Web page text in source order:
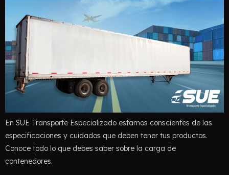
En SUE Transporte Especializado estamos conscientes de las
especificaciones y cuidados que deben tener tus productos.
Conoce todo lo que debes saber sobre la carga de
contenedores.